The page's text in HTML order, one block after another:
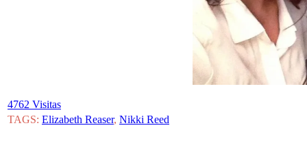
4762 Visitas
TAGS: Elizabeth Reaser, Nikki Reed